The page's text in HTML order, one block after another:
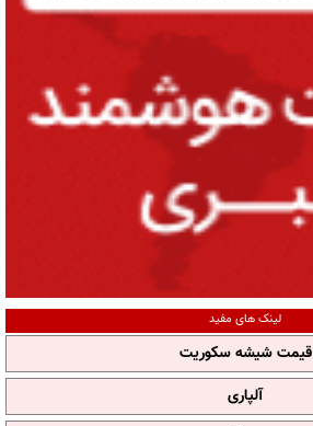
لینک های مفید
قیمت شیشه سکوریت
آلپاری